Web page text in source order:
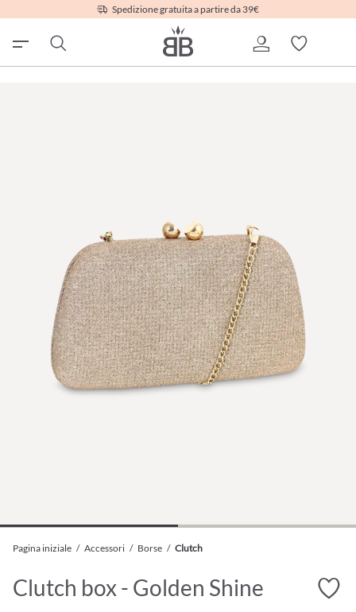
Spedizione gratuita a partire da 39€
Pagina iniziale / Accessori / Borse / Clutch
Clutch box - Golden Shine